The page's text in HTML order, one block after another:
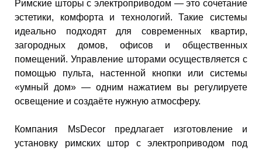
Римские шторы с электроприводом — это сочетание
эстетики, комфорта и технологий. Такие системы
идеально подходят для современных квартир,
загородных домов, офисов и общественных
помещений. Управление шторами осуществляется с
помощью пульта, настенной кнопки или системы
«умный дом» — одним нажатием вы регулируете
освещение и создаёте нужную атмосферу.
Компания MsDecor предлагает изготовление и
установку римских штор с электроприводом под